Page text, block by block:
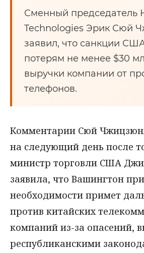
Сменный председатель
Technologies Эрик Сюй
заявил, что санкции
потерям не менее $30
выручки компании от
телефонов.
Комментарии Сюй
на следующий день после
министр торговли США
заявила, что Вашингтон при
необходимости примет
против китайских
компаний из-за опасений,
республиканскими